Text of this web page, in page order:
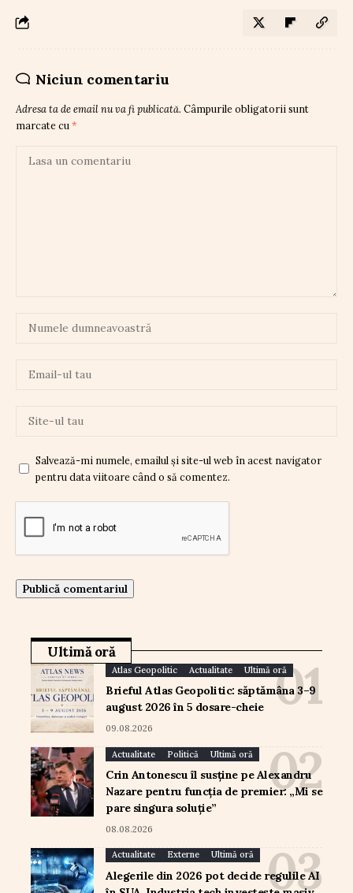
Niciun comentariu
Adresa ta de email nu va fi publicată. Câmpurile obligatorii sunt
marcate cu *
Salvează-mi numele, emailul și site-ul web în acest navigator
pentru data viitoare când o să comentez.
Ultimă oră
Atlas Geopolitic Actualitate Ultimă oră
Brieful Atlas Geopolitic: săptămâna 3–9
august 2026 în 5 dosare-cheie
09.08.2026
Actualitate Politică Ultimă oră
Crin Antonescu îl susține pe Alexandru
Nazare pentru funcția de premier: „Mi se
pare singura soluție”
08.08.2026
Actualitate Externe Ultimă oră
Alegerile din 2026 pot decide regulile AI